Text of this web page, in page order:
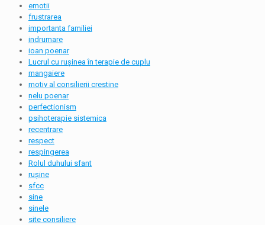
emotii
frustrarea
importanta familiei
indrumare
ioan poenar
Lucrul cu rușinea în terapie de cuplu
mangaiere
motiv al consilierii crestine
nelu poenar
perfectionism
psihoterapie sistemica
recentrare
respect
respingerea
Rolul duhului sfant
rușine
sfcc
sine
sinele
site consiliere